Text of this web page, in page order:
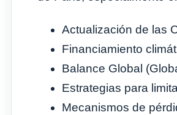
Actualización de las
Financiamiento
Balance Global
Estrategias para
Mecanismos de